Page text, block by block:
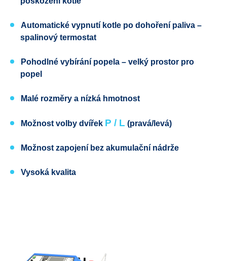
Automatické vypnutí kotle po dohoření paliva –
spalinový termostat
Pohodlné vybírání popela – velký prostor pro
popel
Malé rozměry a nízká hmotnost
Možnost volby dvířek P / L (pravá/levá)
Možnost zapojení bez akumulační nádrže
Vysoká kvalita